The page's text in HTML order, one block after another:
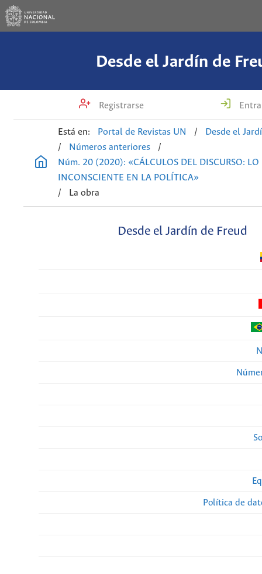
Desde el Jardín de
Registrarse
Está en: Portal de Revistas UN /
Desde el
/
Números anteriores
/
Núm. 20 (2020): «CÁLCULOS DEL DISCURSO: LO
INCONSCIENTE EN LA POLÍTICA»
/
La obra
Desde el Jardín de Freud
Política de